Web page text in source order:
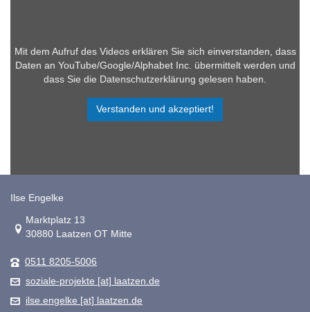
Mit dem Aufruf des Videos erklären Sie sich einverstanden, dass
Daten an YouTube/Google/Alphabet Inc. übermittelt werden und
dass Sie die Datenschutzerklärung gelesen haben.
Verstanden und akzeptiert!
Ilse Engelke
Link zur Google-Maps Navigation
Marktplatz 13
30880 Laatzen OT Mitte
0511 8205-5006
soziale-projekte [at] laatzen.de
ilse.engelke [at] laatzen.de